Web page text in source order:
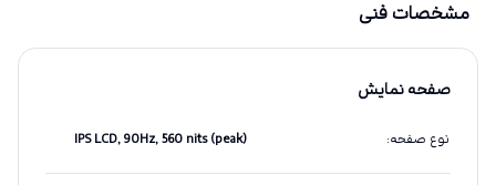
مشخصات فنی
صفحه نمایش
نوع صفحه:
IPS LCD, 90Hz, 560 nits (peak)